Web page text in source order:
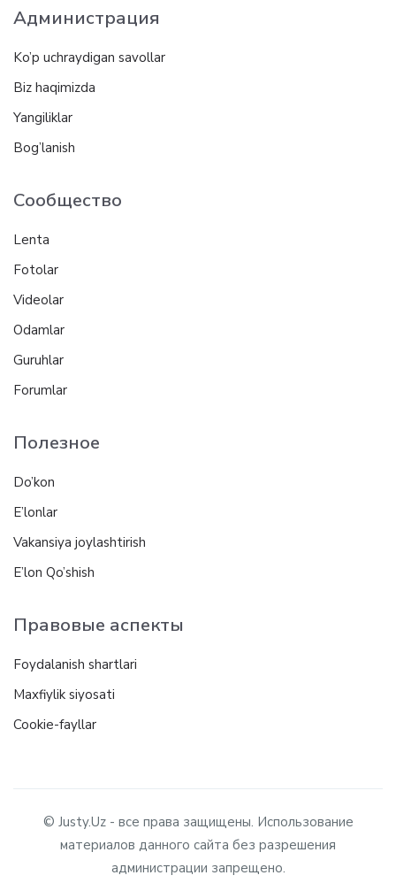
Администрация
Ko’p uchraydigan savollar
Biz haqimizda
Yangiliklar
Bog’lanish
Сообщество
Lenta
Fotolar
Videolar
Odamlar
Guruhlar
Forumlar
Полезное
Do’kon
E’lonlar
Vakansiya joylashtirish
E’lon Qo’shish
Правовые аспекты
Foydalanish shartlari
Maxfiylik siyosati
Cookie-fayllar
© Justy.Uz - все права защищены. Использование
материалов данного сайта без разрешения
администрации запрещено.